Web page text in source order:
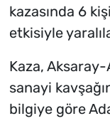
kazasında 6
etkisiyle
Kaza,
sanayi
bilgiye göre